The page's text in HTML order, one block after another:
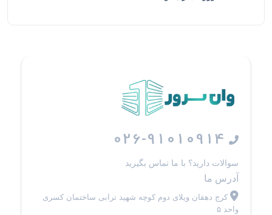
026-91010914
سوالات دارید؟ با ما تماس بگیرید
آدرس ما
کرج دهقان ویلای دوم کوچه شهید ترابی ساختمان کسری
واحد ۵